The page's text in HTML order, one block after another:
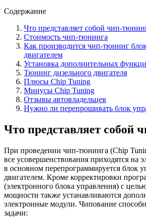
Содержание
Что представляет собой чип-
Стоимость чип-тюнинга
Как производится чип-тюнинг
двигателем
Установка дополнительных
Тюнинг дизельного двигателя
Плюсы Chip Tuning
Минусы Chip Tuning
Отзывы автовладельцев
Нужно ли перепрошивать блок
Что представляет собой
При проведении чип-тюнинга (Chip
все усовершенствования приходятся на
в основном перепрограммируется блок
двигателем. Кроме корректировки
(электронного блока управления) с
мощности также устанавливаются
электронные модули. Чипование
задачи: